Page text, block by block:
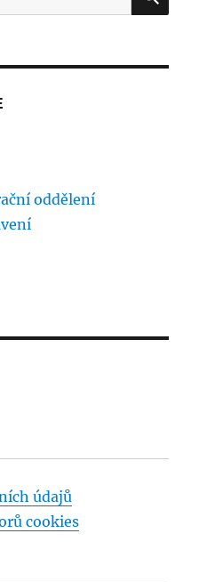
oddělení
údajů
cookies